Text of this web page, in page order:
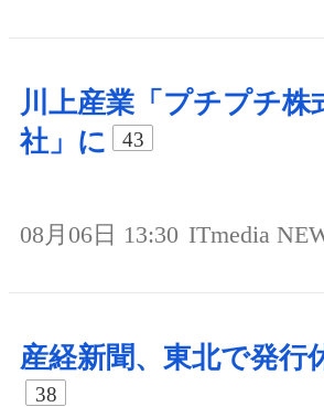
川上産業「プチプチ株
社」に
43
08月06日 13:30 ITmedia
産経新聞、東北で発行
38